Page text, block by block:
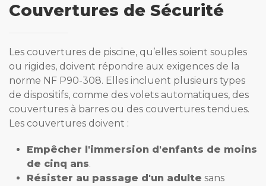
Couvertures de Sécurité
Les couvertures de piscine, qu’elles soient souples
ou rigides, doivent répondre aux exigences de la
norme NF P90-308. Elles incluent plusieurs types
de dispositifs, comme des volets automatiques, des
couvertures à barres ou des couvertures tendues.
Les couvertures doivent :
Empêcher l'immersion d'enfants de moins
de cinq ans.
Résister au passage d'un adulte sans